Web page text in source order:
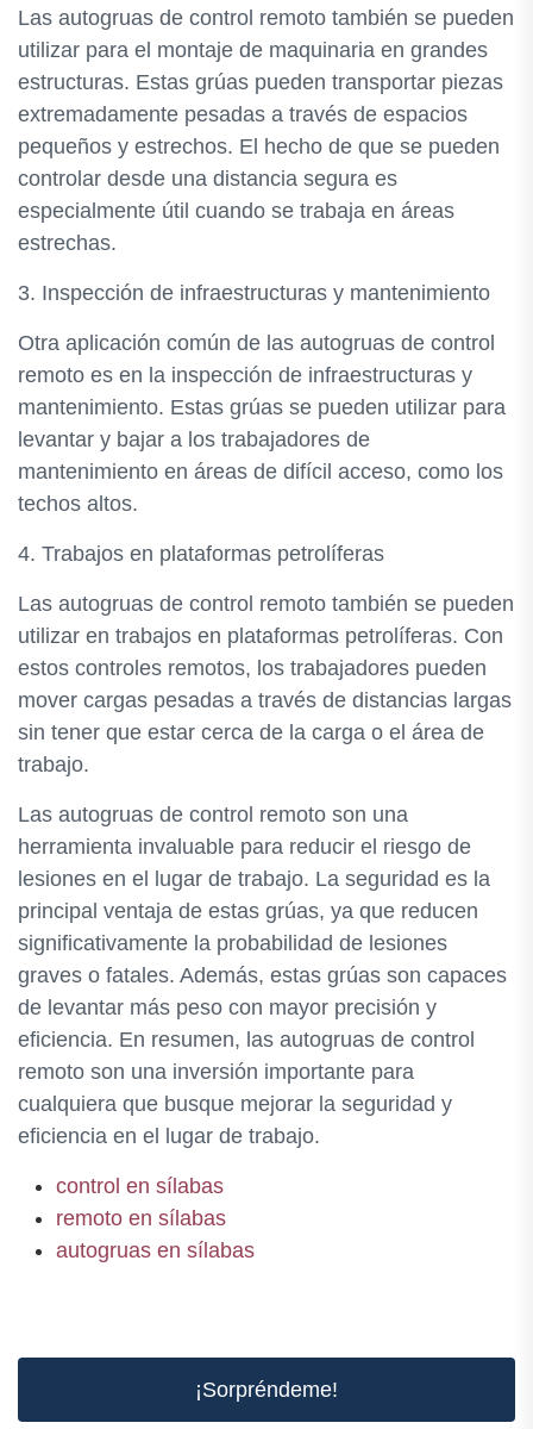
Las autogruas de control remoto también se pueden
utilizar para el montaje de maquinaria en grandes
estructuras. Estas grúas pueden transportar piezas
extremadamente pesadas a través de espacios
pequeños y estrechos. El hecho de que se pueden
controlar desde una distancia segura es
especialmente útil cuando se trabaja en áreas
estrechas.
3. Inspección de infraestructuras y mantenimiento
Otra aplicación común de las autogruas de control
remoto es en la inspección de infraestructuras y
mantenimiento. Estas grúas se pueden utilizar para
levantar y bajar a los trabajadores de
mantenimiento en áreas de difícil acceso, como los
techos altos.
4. Trabajos en plataformas petrolíferas
Las autogruas de control remoto también se pueden
utilizar en trabajos en plataformas petrolíferas. Con
estos controles remotos, los trabajadores pueden
mover cargas pesadas a través de distancias largas
sin tener que estar cerca de la carga o el área de
trabajo.
Las autogruas de control remoto son una
herramienta invaluable para reducir el riesgo de
lesiones en el lugar de trabajo. La seguridad es la
principal ventaja de estas grúas, ya que reducen
significativamente la probabilidad de lesiones
graves o fatales. Además, estas grúas son capaces
de levantar más peso con mayor precisión y
eficiencia. En resumen, las autogruas de control
remoto son una inversión importante para
cualquiera que busque mejorar la seguridad y
eficiencia en el lugar de trabajo.
control en sílabas
remoto en sílabas
autogruas en sílabas
¡Sorpréndeme!